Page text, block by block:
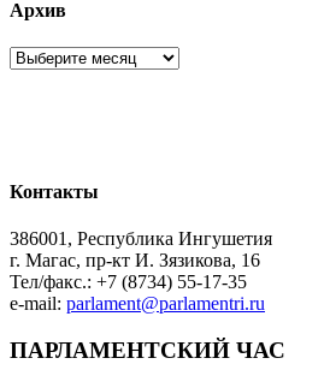
Архив
Архив
Контакты
386001, Республика Ингушетия
г. Магас, пр-кт И. Зязикова, 16
Тел/факс.: +7 (8734) 55-17-35
e-mail: parlament@parlamentri.ru
ПАРЛАМЕНТСКИЙ ЧАС